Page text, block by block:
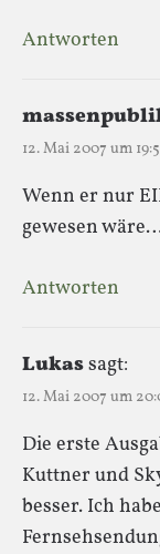
Antworten
12. Mai 2007 um
Wenn er nur
gewesen
Antworten
Lukassagt:
12. Mai 2007 um
Die erste
Kuttner und
besser. Ich